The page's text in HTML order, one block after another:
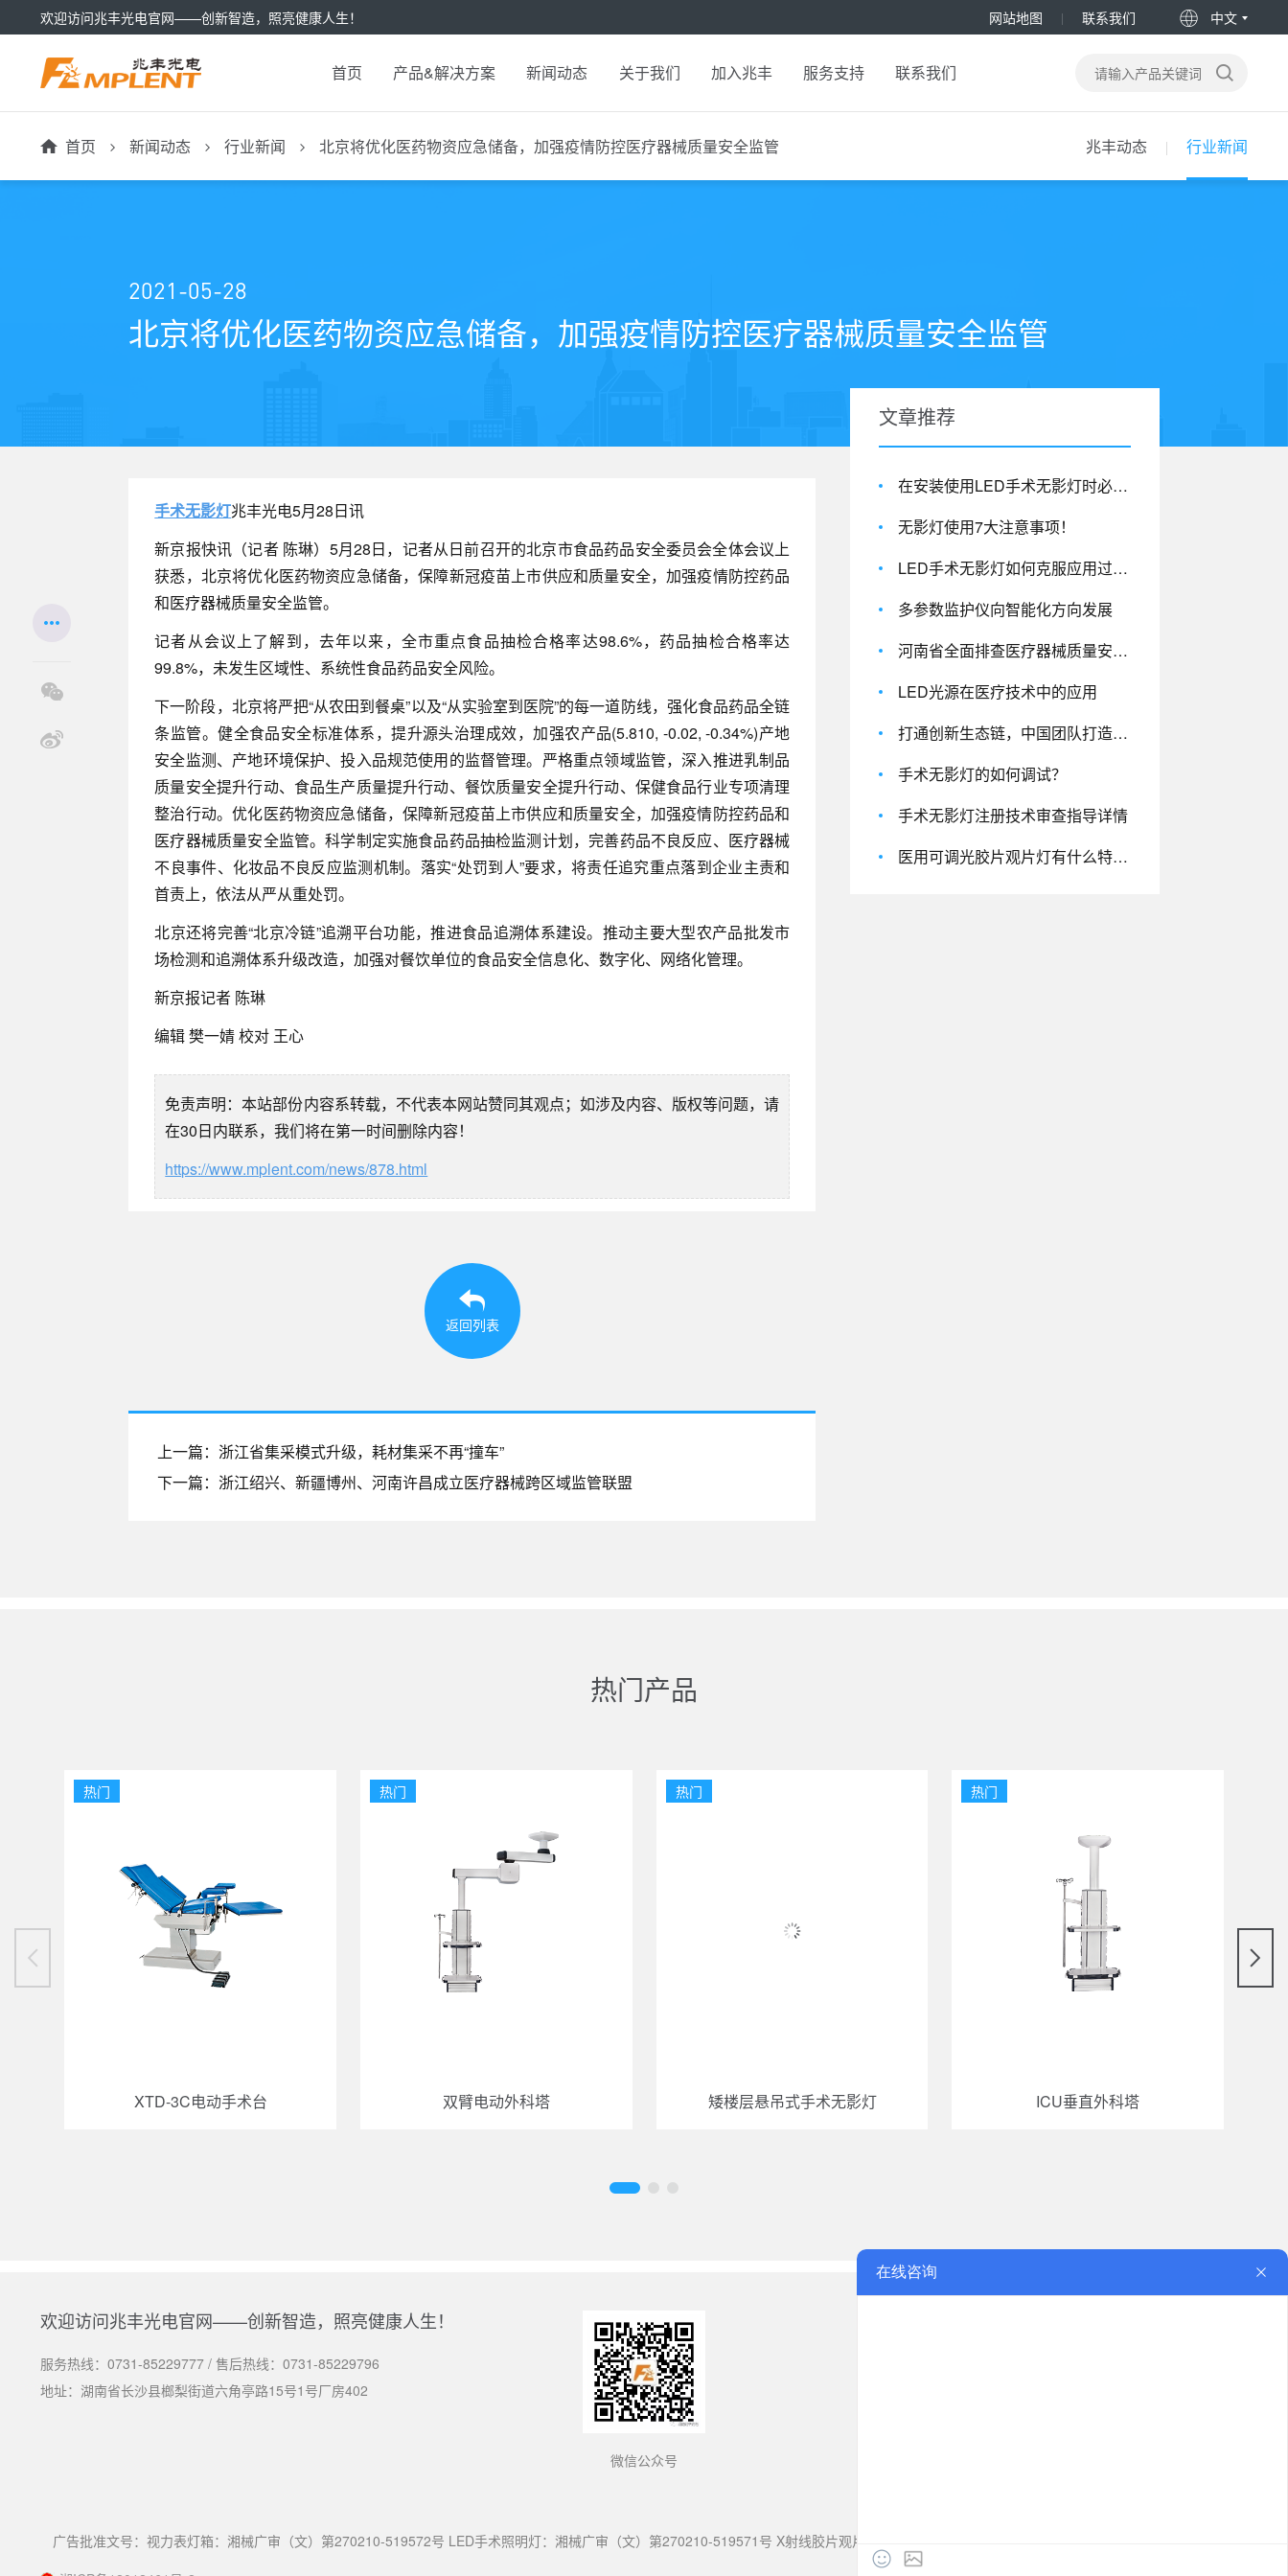
欢迎访问兆丰光电官网——创新智造，照亮健康人生！ 网站地图 联系我们 中文
首页 产品&解决方案 新闻动态 关于我们 加入兆丰 服务支持 联系我们
首页 新闻动态 行业新闻 北京将优化医药物资应急储备，加强疫情防控医疗器械质量安全监管 兆丰动态 行业新闻
2021-05-28
北京将优化医药物资应急储备，加强疫情防控医疗器械质量安全监管
手术无影灯兆丰光电5月28日讯
新京报快讯（记者 陈琳）5月28日，记者从日前召开的北京市食品药品安全委员会全体会议上
获悉，北京将优化医药物资应急储备，保障新冠疫苗上市供应和质量安全，加强疫情防控药品
和医疗器械质量安全监管。
记者从会议上了解到，去年以来，全市重点食品抽检合格率达98.6%，药品抽检合格率达
99.8%，未发生区域性、系统性食品药品安全风险。
下一阶段，北京将严把“从农田到餐桌”以及“从实验室到医院”的每一道防线，强化食品药品全链
条监管。健全食品安全标准体系，提升源头治理成效，加强农产品(5.810, -0.02, -0.34%)产地
安全监测、产地环境保护、投入品规范使用的监督管理。严格重点领域监管，深入推进乳制品
质量安全提升行动、食品生产质量提升行动、餐饮质量安全提升行动、保健食品行业专项清理
整治行动。优化医药物资应急储备，保障新冠疫苗上市供应和质量安全，加强疫情防控药品和
医疗器械质量安全监管。科学制定实施食品药品抽检监测计划，完善药品不良反应、医疗器械
不良事件、化妆品不良反应监测机制。落实“处罚到人”要求，将责任追究重点落到企业主责和
首责上，依法从严从重处罚。
北京还将完善“北京冷链”追溯平台功能，推进食品追溯体系建设。推动主要大型农产品批发市
场检测和追溯体系升级改造，加强对餐饮单位的食品安全信息化、数字化、网络化管理。
新京报记者 陈琳
编辑 樊一婧 校对 王心
免责声明：本站部份内容系转载，不代表本网站赞同其观点；如涉及内容、版权等问题，请
在30日内联系，我们将在第一时间删除内容！
https://www.mplent.com/news/878.html
返回列表
上一篇：浙江省集采模式升级，耗材集采不再“撞车”
下一篇：浙江绍兴、新疆博州、河南许昌成立医疗器械跨区域监管联盟
文章推荐
在安装使用LED手术无影灯时必须注意的几个方面
无影灯使用7大注意事项！
LED手术无影灯如何克服应用过程中的散热问题？
多参数监护仪向智能化方向发展
河南省全面排查医疗器械质量安全风险隐患
LED光源在医疗技术中的应用
打通创新生态链，中国团队打造世界级医疗器械创新平台
手术无影灯的如何调试？
手术无影灯注册技术审查指导详情
医用可调光胶片观片灯有什么特点？
热门产品
热门
XTD-3C电动手术台
热门
双臂电动外科塔
热门
矮楼层悬吊式手术无影灯
热门
ICU垂直外科塔
欢迎访问兆丰光电官网——创新智造，照亮健康人生！
服务热线： 0731-85229777 / 售后热线： 0731-85229796
地址：湖南省长沙县榔梨街道六角亭路15号1号厂房402
微信公众号
广告批准文号：视力表灯箱：湘械广审（文）第270210-519572号 LED手术照明灯：湘械广审（文）第270210-519571号 X射线胶片观片灯：湘械广审（文）第270208-519511号 手术无影灯：湘械广审